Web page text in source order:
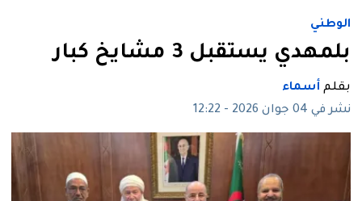
الوطني
بلمهدي يستقبل 3 مشايخ كبار
بقلم أسماء
نشر في 04 جوان 2026 - 12:22